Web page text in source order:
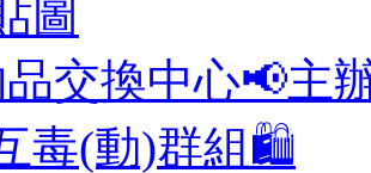
圖
品交換中心📢主
毒(動)群組🛍️